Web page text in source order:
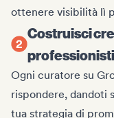
ottenere visibilità lì
Costruisci
Ogni curatore su
rispondere, dandoti
tua strategia di